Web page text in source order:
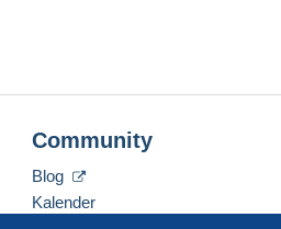
Community
Blog
Kalender